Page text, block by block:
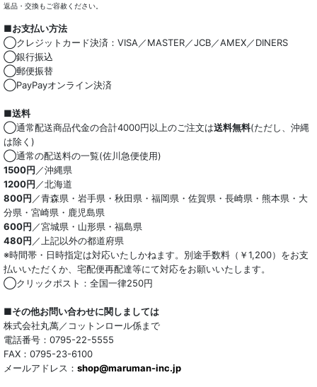
返品・交換もご容赦ください。
■お支払い方法
◯クレジットカード決済：VISA／MASTER／JCB／AMEX／DINERS
◯銀行振込
◯郵便振替
◯PayPayオンライン決済
■送料
◯通常配送商品代金の合計4000円以上のご注文は送料無料(ただし、沖縄
は除く)
◯通常の配送料の一覧(佐川急便使用)
1500円 ／沖縄県
1200円 ／北海道
800円 ／青森県・岩手県・秋田県・福岡県・佐賀県・長崎県・熊本県・大
分県・宮崎県・鹿児島県
600円 ／宮城県・山形県・福島県
480円 ／上記以外の都道府県
※時間帯・日時指定は対応いたしかねます。別途手数料（￥1,200）をお支
払いいただくか、宅配便再配達等にて対応をお願いいたします。
◯クリックポスト：全国一律250円
■その他お問い合わせに関しましては
株式会社丸萬／コットンロール係まで
電話番号：0795-22-5555
FAX：0795-23-6100
メールアドレス： shop@maruman-inc.jp